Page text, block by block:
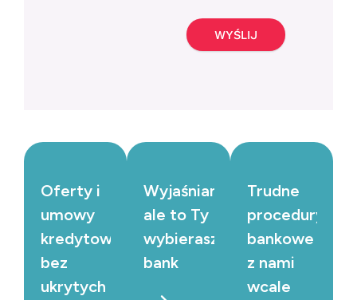
WYŚLIJ
Oferty i
umowy
kredytowe
bez
ukrytych
Wyjaśniamy,
ale to Ty
wybierasz
bank
Trudne
procedury
bankowe
z nami
wcale